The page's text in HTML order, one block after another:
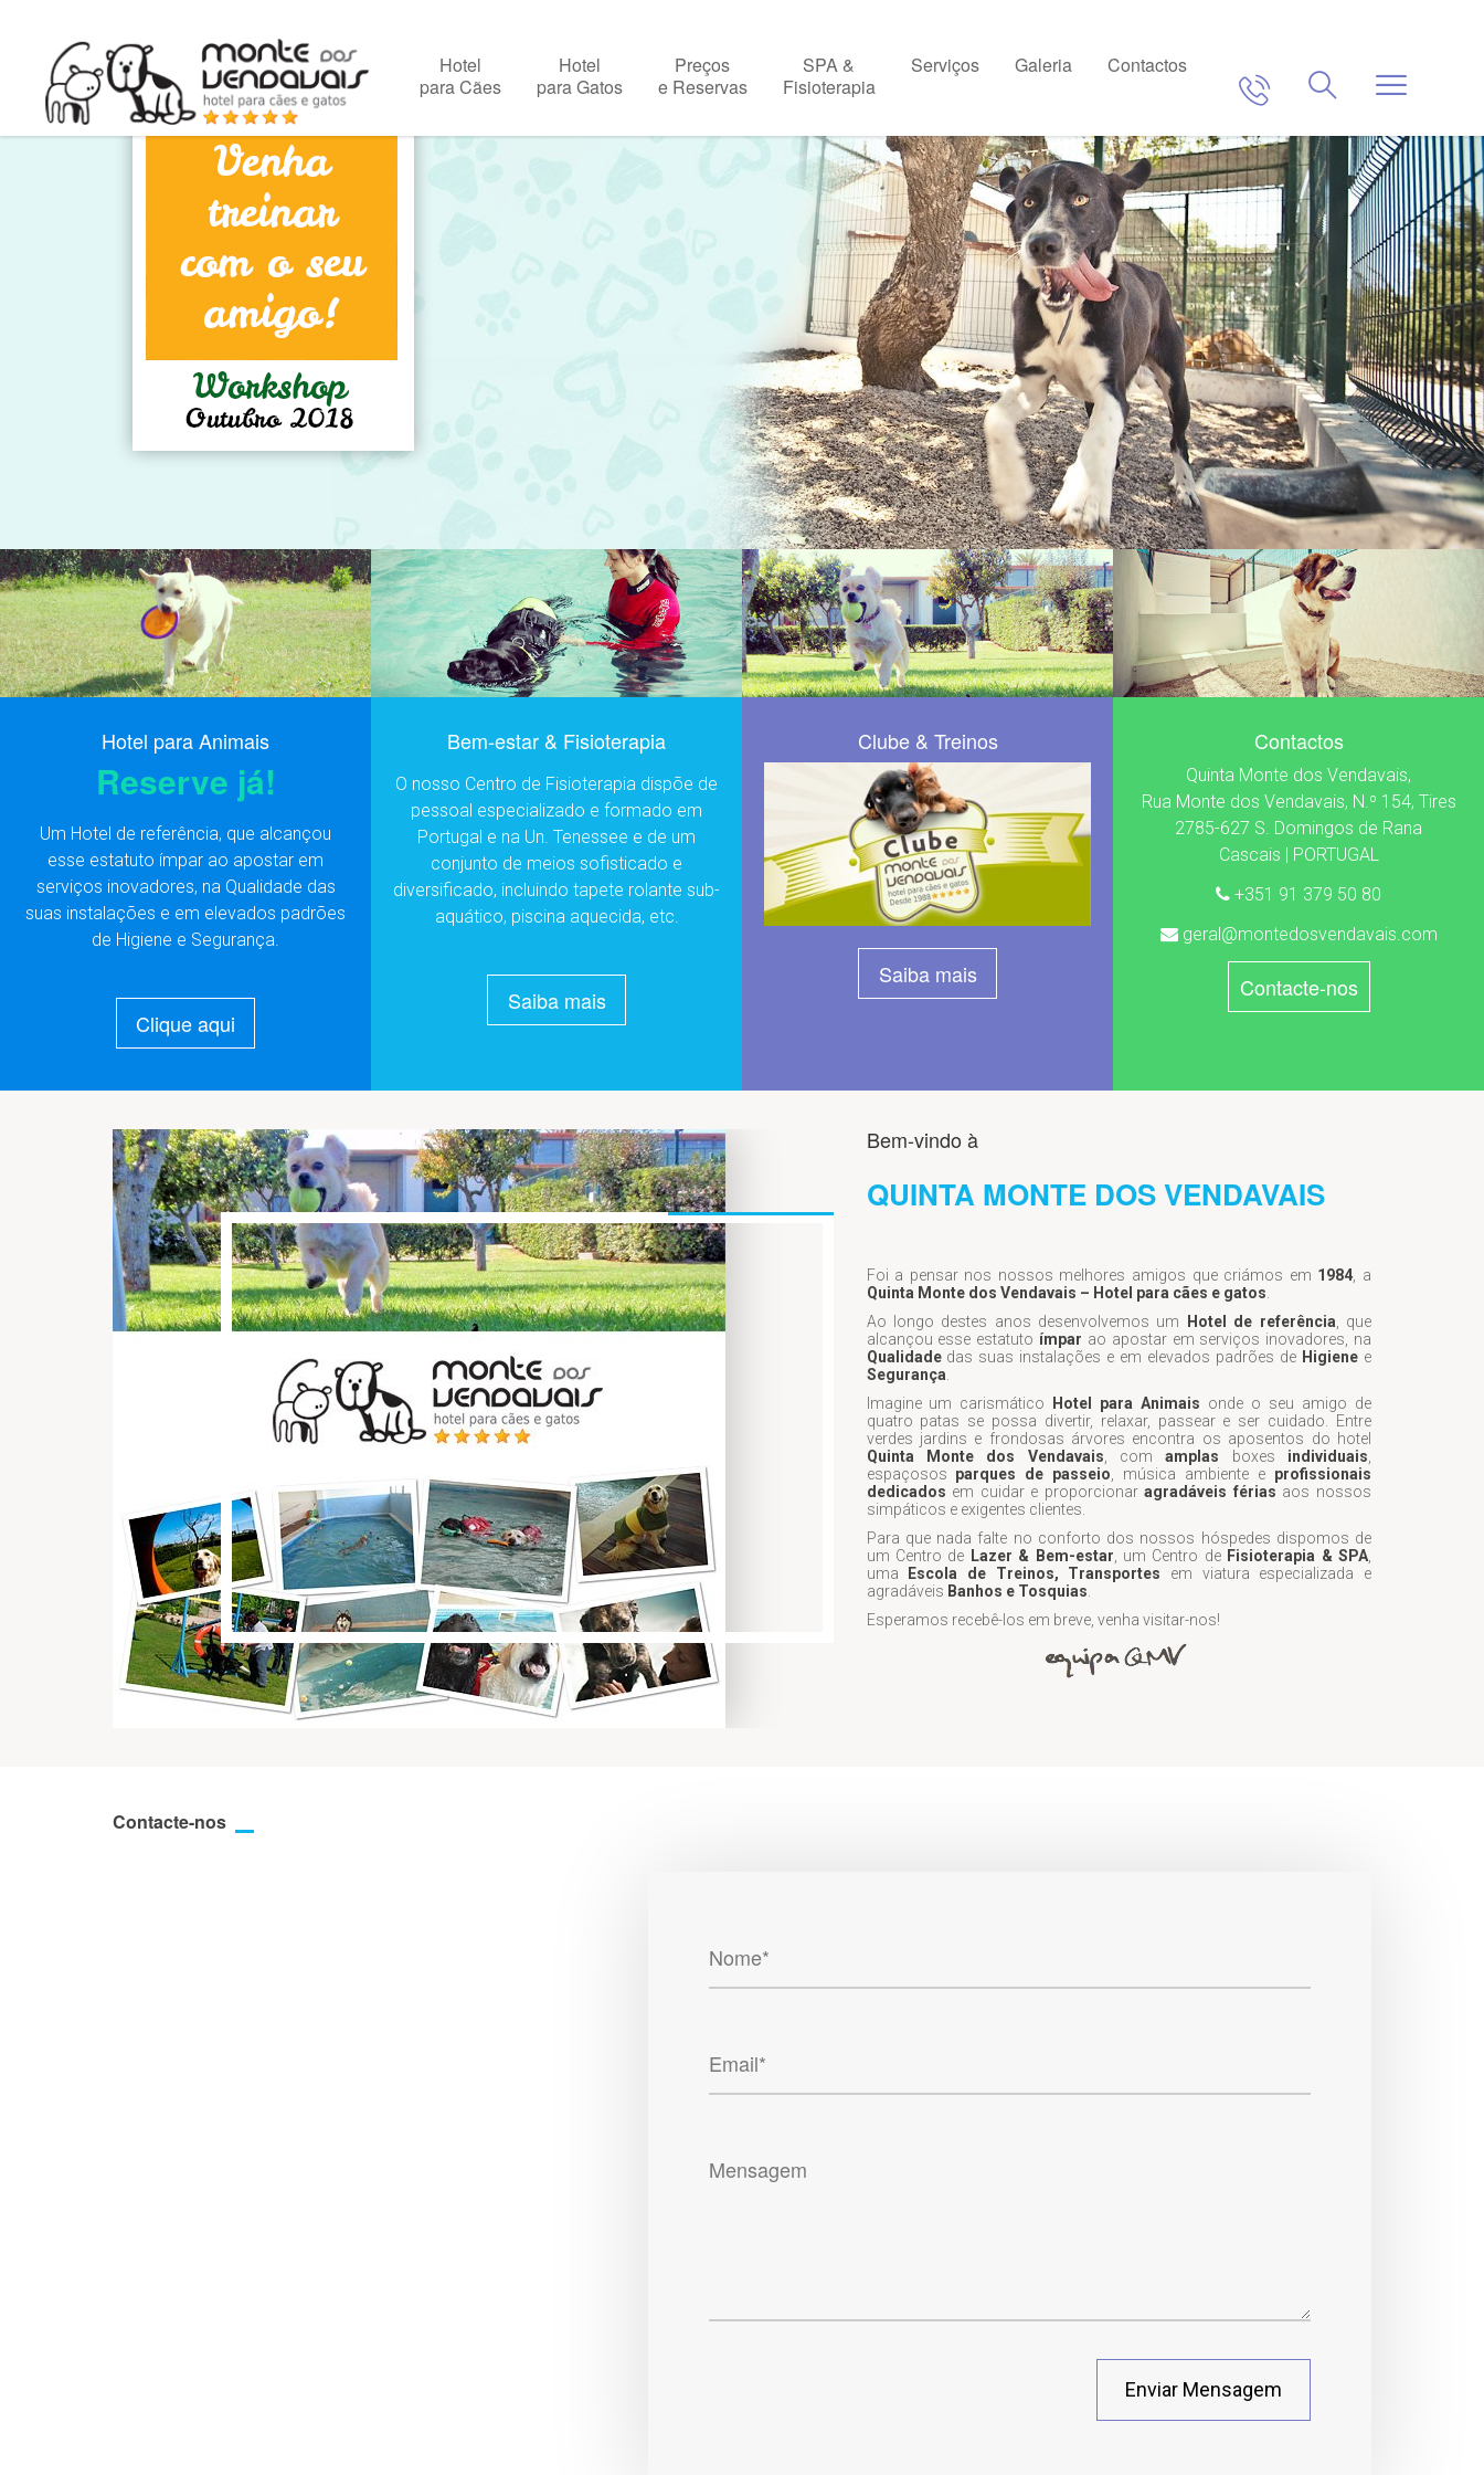
Hotel
para Cães
Hotel
para Gatos
Preços
e Reservas
SPA &
Fisioterapia
Serviços Galeria Contactos
Hotel para Animais
Reserve já!
Um Hotel de referência, que alcançou
esse estatuto ímpar ao apostar em
serviços inovadores, na Qualidade das
suas instalações e em elevados padrões
de Higiene e Segurança.
Clique aqui
Bem-estar & Fisioterapia
O nosso Centro de Fisioterapia dispõe de
pessoal especializado e formado em
Portugal e na Un. Tenessee e de um
conjunto de meios sofisticado e
diversificado, incluindo tapete rolante sub-
aquático, piscina aquecida, etc.
Saiba mais
Clube & Treinos
Saiba mais
Contactos
Quinta Monte dos Vendavais,
Rua Monte dos Vendavais, N.º 154, Tires
2785-627 S. Domingos de Rana
Cascais | PORTUGAL
+351 91 379 50 80
geral@montedosvendavais.com
Contacte-nos
Bem-vindo à
QUINTA MONTE DOS VENDAVAIS
Foi a pensar nos nossos melhores amigos que criámos em 1984 , a
Quinta Monte dos Vendavais – Hotel para cães e gatos
Ao longo destes anos desenvolvemos um Hotel de referência , que
alcançou esse estatuto ímpar ao apostar em serviços inovadores, na
Qualidadedas suas instalações e em elevados padrões de Higiene e
Segurança
Imagine um carismático Hotel para Animais onde o seu amigo de
quatro patas se possa divertir, relaxar, passear e ser cuidado. Entre
verdes jardins e frondosas árvores encontra os aposentos do hotel
Quinta Monte dos Vendavais , comamplas boxes individuais
espaçosos parques de passeio , música ambiente e profissionais
dedicados em cuidar e proporcionaragradáveis férias aos nossos
simpáticos e exigentes clientes.
Para que nada falte no conforto dos nossos hóspedes dispomos de
um Centro de Lazer & Bem-estar , um Centro de Fisioterapia & SPA
uma Escola de Treinos, Transportes em viatura especializada e
agradáveis Banhos e Tosquias
Esperamos recebê-los em breve, venha visitar-nos!
Contacte-nos
Nome*
Email*
Mensagem
Enviar Mensagem